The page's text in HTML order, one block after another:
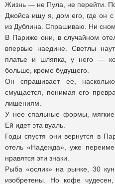
Жизнь — не Пула, не перейти.
Джойса ищу я, дом его, где он
из Дублина. Спрашиваю. Ни
В Париже они, в случайном
впервые наедине. Светлы
платье и шляпка, у него —
больше, кроме будущего.
Он спрашивает ее,
смущается, понимая его
лишениям.
У нее спальные формы,
Ей идет эта вуаль.
Годы спустя они вернутся в
отель «Надежда», уже
нравятся эти знаки.
Рыба «ослик» на рынке, 30
изобретены. Но кофе